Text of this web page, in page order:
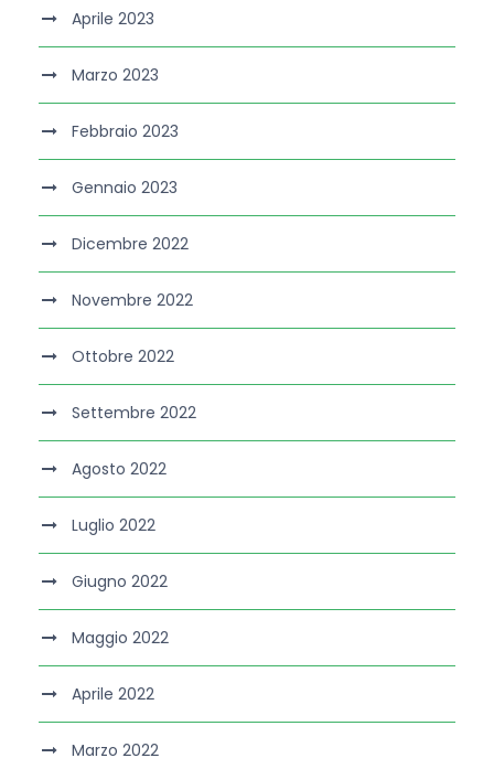
Aprile 2023
Marzo 2023
Febbraio 2023
Gennaio 2023
Dicembre 2022
Novembre 2022
Ottobre 2022
Settembre 2022
Agosto 2022
Luglio 2022
Giugno 2022
Maggio 2022
Aprile 2022
Marzo 2022